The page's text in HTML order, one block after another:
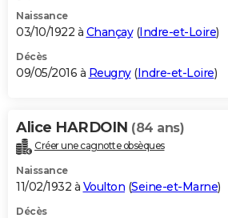
Naissance
03/10/1922 à Chançay(Indre-et-Loire)
Décès
09/05/2016 à Reugny(Indre-et-Loire)
Alice HARDOIN (84 ans)
Créer une cagnotte obsèques
Naissance
11/02/1932 à Voulton (Seine-et-Marne)
Décès